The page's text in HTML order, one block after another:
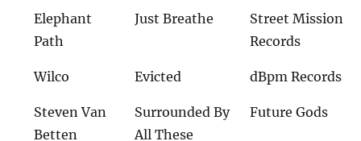
Elephant
Path
Just Breathe
Street Mission
Records
Wilco Evicted dBpm Records
Steven Van
Betten
Surrounded By
All These
Future Gods